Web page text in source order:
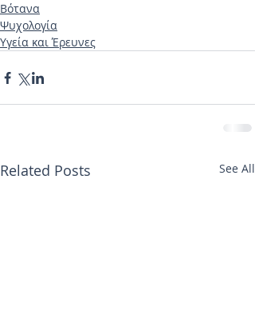
Βότανα
Ψυχολογία
Υγεία και Έρευνες
Related Posts See All